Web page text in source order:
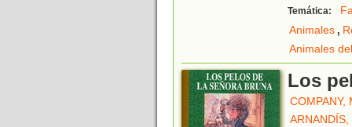
Temática:
Animales,
Animales
Los
COMPANY,
ARNANDÍS,